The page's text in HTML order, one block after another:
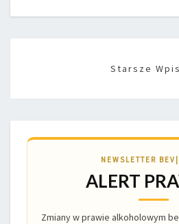
NEWSLETTER
ALERT
Zmiany w prawie alkoholowym